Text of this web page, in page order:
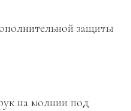
защиты
на молнии под